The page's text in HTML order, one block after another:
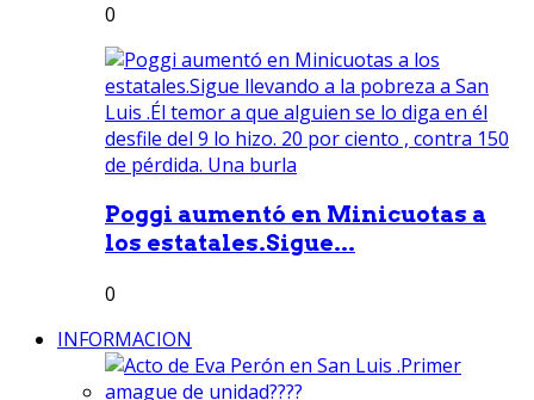
0
Poggi aumentó en Minicuotas a
los estatales.Sigue...
0
INFORMACION